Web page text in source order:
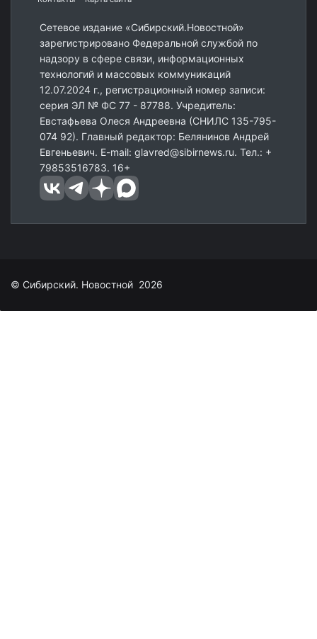
Сетевое издание «Сибирский.Новостной»
зарегистрировано Федеральной службой по
надзору в сфере связи, информационных
технологий и массовых коммуникаций
12.07.2024 г., регистрационный номер записи:
серия ЭЛ № ФС 77 - 87788. Учредитель:
Евстафьева Олеся Андреевна (СНИЛС 135-795-
074 92). Главный редактор: Белянинов Андрей
Евгеньевич. E-mail: glavred@sibirnews.ru. Тел.: +
79853516783. 16+
© Сибирский. Новостной 2026